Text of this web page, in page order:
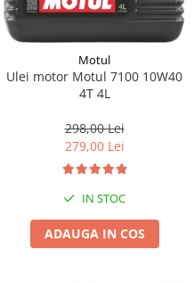
Motul
Ulei motor Motul 7100 10W40
4T 4L
298,00 Lei
279,00 Lei
IN STOC
ADAUGA IN COS